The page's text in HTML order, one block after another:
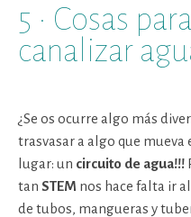
5 · Cosas
canalizar
¿Se os ocurre algo más
trasvasar a algo que mueva
lugar: un circuito de agua!!!
tan STEM nos hace falta ir
de tubos, mangueras y